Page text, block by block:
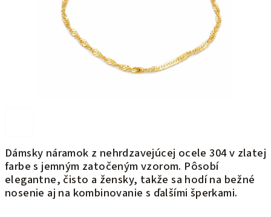
Dámsky náramok z nehrdzavejúcej ocele 304 v zlatej
farbe s jemným zatočeným vzorom. Pôsobí
elegantne, čisto a žensky, takže sa hodí na bežné
nosenie aj na kombinovanie s ďalšími šperkami.